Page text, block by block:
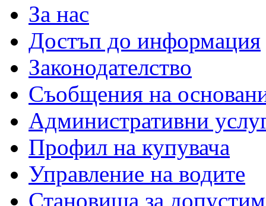
За нас
Достъп до информация
Законодателство
Съобщения на
Административни
Профил на купувача
Управление на водите
Становища за